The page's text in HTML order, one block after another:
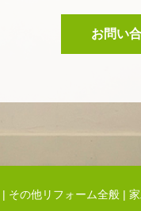
お問い
その他リフォーム全般